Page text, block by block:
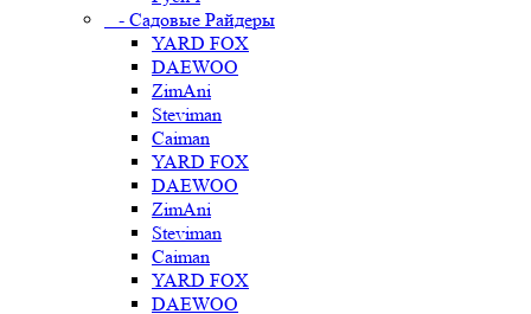
- Садовые Райдеры
YARD FOX
DAEWOO
ZimAni
Steviman
Caiman
YARD FOX
DAEWOO
ZimAni
Steviman
Caiman
YARD FOX
DAEWOO